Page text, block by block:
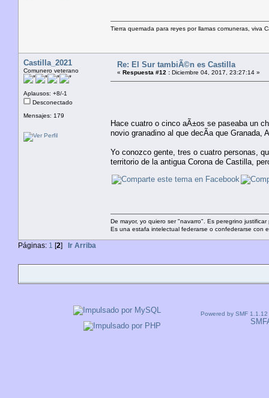
Tierra quemada para reyes por llamas comuneras, viva
Castilla_2021
Comunero veterano
Aplausos: +8/-1
Desconectado
Mensajes: 179
Re: El Sur tambiÃ©n es Castilla
« Respuesta #12 : Diciembre 04, 2017, 23:27:14 »
Hace cuatro o cinco aÃ±os se paseaba un
novio granadino al que decÃ­a que Granada,
Yo conozco gente, tres o cuatro personas,
territorio de la antigua Corona de Castilla,
De mayor, yo quiero ser "navarro". Es peregrino
Es una estafa intelectual federarse o confederarse con
Páginas: 1 [2] Ir Arriba
Powered by SMF 1.1.12